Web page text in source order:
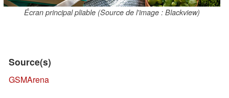
Écran principal pliable (Source de l'image : Blackview)
Source(s)
GSMArena